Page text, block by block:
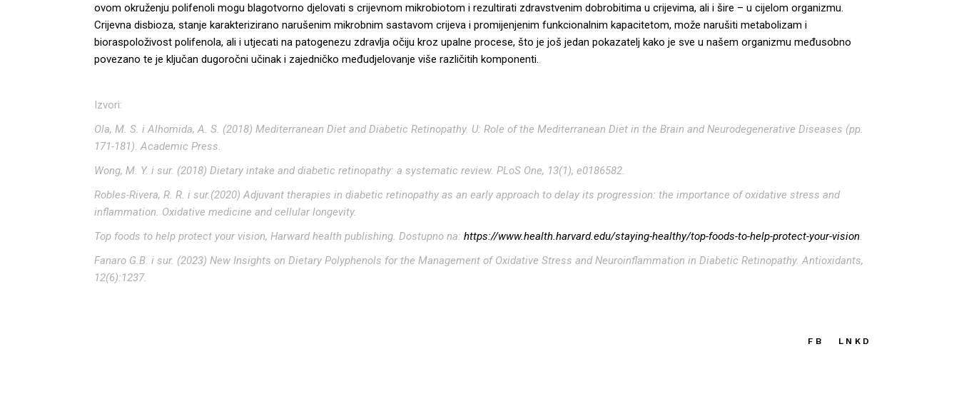
ovom okruženju polifenoli mogu blagotvorno djelovati s crijevnom mikrobiotom i rezultirati zdravstvenim dobrobitima u crijevima, ali i šire – u cijelom organizmu.
Crijevna disbioza, stanje karakterizirano narušenim mikrobnim sastavom crijeva i promijenjenim funkcionalnim kapacitetom, može narušiti metabolizam i
bioraspoloživost polifenola, ali i utjecati na patogenezu zdravlja očiju kroz upalne procese, što je još jedan pokazatelj kako je sve u našem organizmu međusobno
povezano te je ključan dugoročni učinak i zajedničko međudjelovanje više različitih komponenti.
Izvori:
Ola, M. S. i Alhomida, A. S. (2018) Mediterranean Diet and Diabetic Retinopathy. U: Role of the Mediterranean Diet in the Brain and Neurodegenerative Diseases (pp.
171-181). Academic Press.
Wong, M. Y. i sur. (2018) Dietary intake and diabetic retinopathy: a systematic review. PLoS One, 13(1), e0186582.
Robles-Rivera, R. R. i sur.(2020) Adjuvant therapies in diabetic retinopathy as an early approach to delay its progression: the importance of oxidative stress and
inflammation. Oxidative medicine and cellular longevity.
Top foods to help protect your vision, Harward health publishing. Dostupno na: https://www.health.harvard.edu/staying-healthy/top-foods-to-help-protect-your-vision
Fanaro G.B. i sur. (2023) New Insights on Dietary Polyphenols for the Management of Oxidative Stress and Neuroinflammation in Diabetic Retinopathy. Antioxidants,
12(6):1237.
FB LNKD